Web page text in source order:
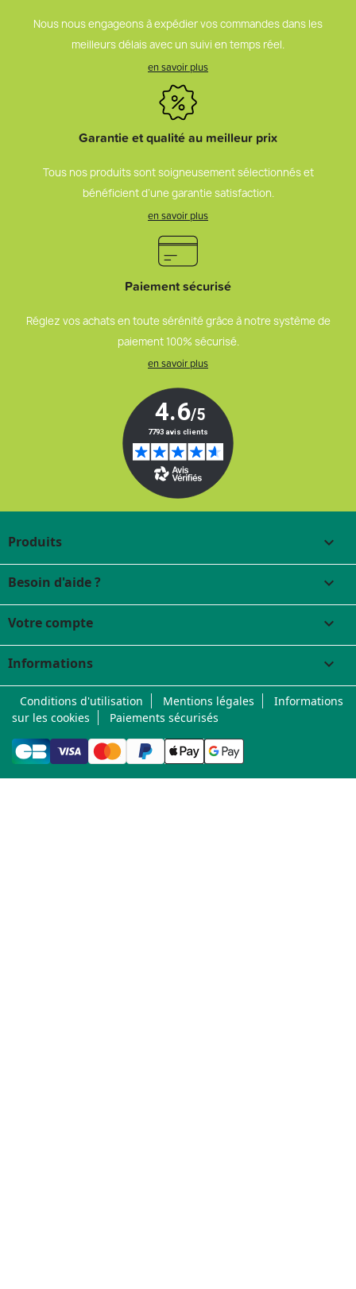
Nous nous engageons à expédier vos commandes dans les
meilleurs délais avec un suivi en temps réel.
en savoir plus
Garantie et qualité au meilleur prix
Tous nos produits sont soigneusement sélectionnés et
bénéficient d’une garantie satisfaction.
en savoir plus
Paiement sécurisé
Réglez vos achats en toute sérénité grâce à notre système de
paiement 100% sécurisé.
en savoir plus
Produits 
Besoin d'aide ? 
Votre compte 
Informations keyboard_arrow_down
Conditions d'utilisation Mentions légales
Informations
sur les cookies
Paiements sécurisés